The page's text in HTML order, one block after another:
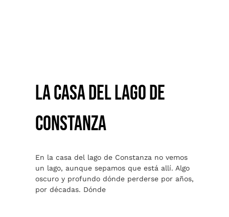
LA CASA DEL LAGO DE
CONSTANZA
En la casa del lago de Constanza no vemos
un lago, aunque sepamos que está allí. Algo
oscuro y profundo dónde perderse por años,
por décadas. Dónde